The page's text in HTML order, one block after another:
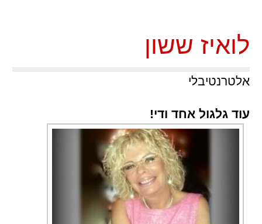
לואיז ששון
אלטרנטיבלי
עוד גלגול אחד ודי!